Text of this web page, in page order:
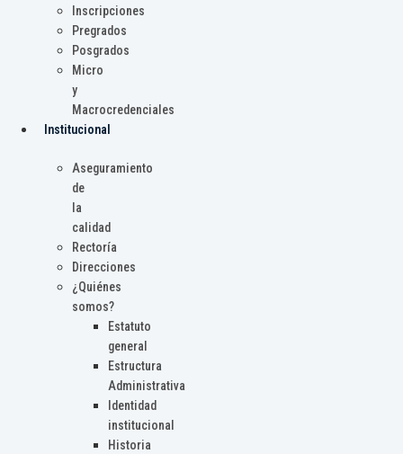
Inscripciones
Pregrados
Posgrados
Micro
y
Macrocredenciales
Institucional
Aseguramiento
de
la
calidad
Rectoría
Direcciones
¿Quiénes
somos?
Estatuto
general
Estructura
Administrativa
Identidad
institucional
Historia